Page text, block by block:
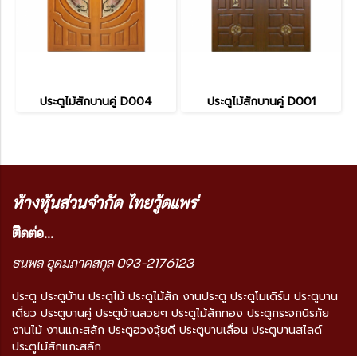
ประตูไม้สักบานคู่ D004 ประตูไม้สักบานคู่ D001
ห้างหุ้นส่วนจำกัด ไทยวู้ดแพร่
ติดต่อ...
ธนพล อุดมภาคสกุล 093-2176123
ประตู ประตูบ้าน ประตูไม้ ประตูไม้สัก งานประตู ประตูโมเดิร์น ประตูบาน
เดี่ยว ประตูบานคู่ ประตูบ้านสวยๆ ประตูไม้สักทอง ประตูกระจกนิรภัย
งานไม้ งานแกะสลัก ประตูฮวงจุ้ยดี ประตูบานเลื่อน ประตูบานสไลด์
ประตูไม้สักแกะสลัก